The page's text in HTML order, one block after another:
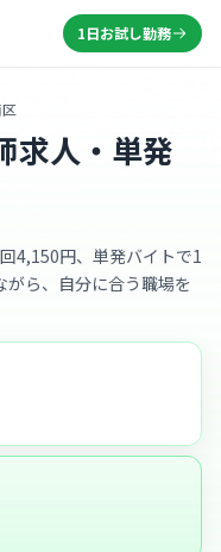
1日お試し勤務
求人・単発
4,150円、単発バイトで1
ら、自分に合う職場を